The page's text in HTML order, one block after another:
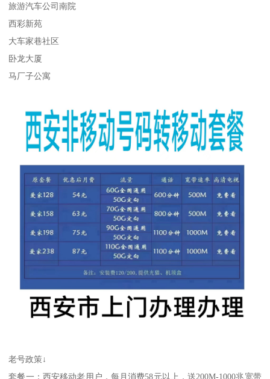
旅游汽车公司南院
西彩新苑
大车家巷社区
卧龙大厦
马厂子公寓
老号政策↓
套餐一：西安移动老用户，每月消费58元以上，送200M-1000兆宽带